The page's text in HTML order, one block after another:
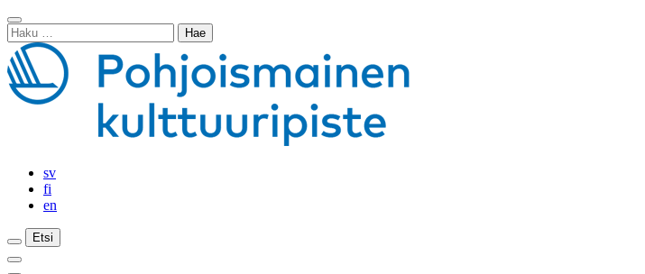
Siirry
sisältöön
Sulje
haku
Haku:
sv
fi
en
Etsi
Etsi
Etsi
Päävalikko